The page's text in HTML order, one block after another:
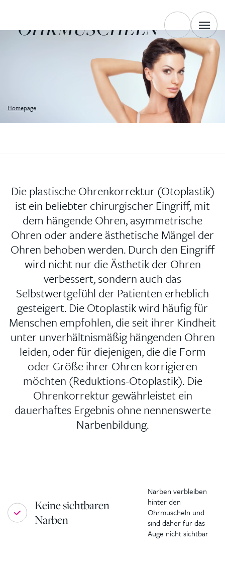
Homepage
OHRMUSCHELN
Die plastische Ohrenkorrektur (Otoplastik)
ist ein beliebter chirurgischer Eingriff, mit
dem hängende Ohren, asymmetrische
Ohren oder andere ästhetische Mängel der
Ohren behoben werden. Durch den Eingriff
wird nicht nur die Ästhetik der Ohren
verbessert, sondern auch das
Selbstwertgefühl der Patienten erheblich
gesteigert. Die Otoplastik wird häufig für
Menschen empfohlen, die seit ihrer Kindheit
unter unverhältnismäßig hängenden Ohren
leiden, oder für diejenigen, die die Form
oder Größe ihrer Ohren korrigieren
möchten (Reduktions-Otoplastik). Die
Ohrenkorrektur gewährleistet ein
dauerhaftes Ergebnis ohne nennenswerte
Narbenbildung.
Keine sichtbaren
Narben
Narben verbleiben
hinter den
Ohrmuscheln und
sind daher für das
Auge nicht sichtbar